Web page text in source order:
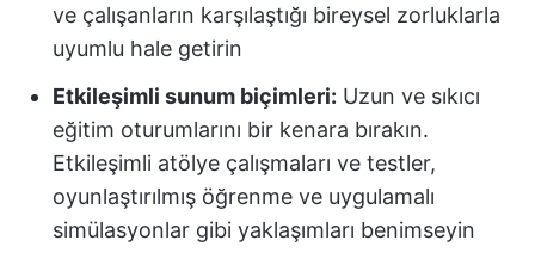
ve çalışanların karşılaştığı bireysel zorluklarla
uyumlu hale getirin
Etkileşimli sunum biçimleri: Uzun ve sıkıcı
eğitim oturumlarını bir kenara bırakın.
Etkileşimli atölye çalışmaları ve testler,
oyunlaştırılmış öğrenme ve uygulamalı
simülasyonlar gibi yaklaşımları benimseyin